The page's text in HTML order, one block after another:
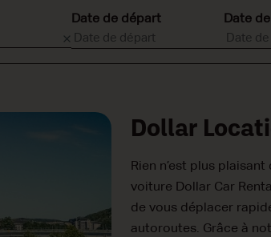
Date de départ Date
Dollar
Rien n’est plus
voiture Dollar Car
de vous déplacer
autoroutes. Grâce à